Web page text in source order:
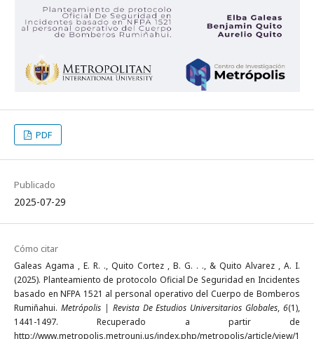
PDF
Publicado
2025-07-29
Cómo citar
Galeas Agama , E. R. ., Quito Cortez , B. G. . ., & Quito Alvarez , A. I.
(2025). Planteamiento de protocolo Oficial De Seguridad en Incidentes
basado en NFPA 1521 al personal operativo del Cuerpo de Bomberos
Rumiñahui. Metrópolis | Revista De Estudios Universitarios Globales, 6(1),
1441-1497. Recuperado a partir de
http://www.metropolis.metrouni.us/index.php/metropolis/article/view/1